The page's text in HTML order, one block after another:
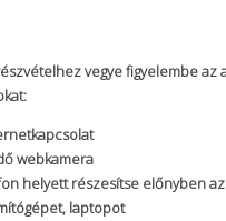
vegye figyelembe az
webkamera
helyett részesítse előnyben az
laptopot